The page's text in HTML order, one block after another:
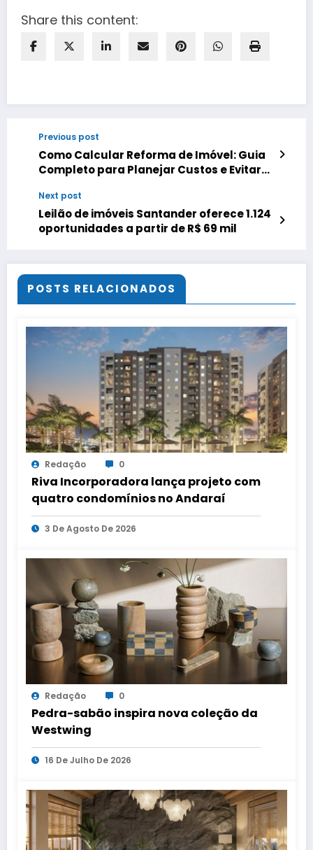
Share this content:
Previous post
Como Calcular Reforma de Imóvel: Guia
Completo para Planejar Custos e Evitar
Next post
Leilão de imóveis Santander oferece 1.124
oportunidades a partir de R$ 69 mil
POSTS RELACIONADOS
Redação 0
Riva Incorporadora lança projeto com
quatro condomínios no Andaraí
3 De Agosto De 2026
Redação 0
Pedra-sabão inspira nova coleção da
Westwing
16 De Julho De 2026